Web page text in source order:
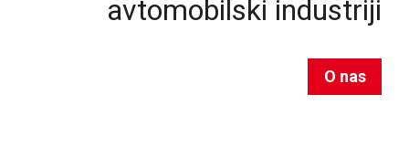
avtomobilski industriji
O nas